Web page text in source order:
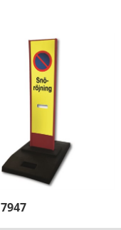
7947